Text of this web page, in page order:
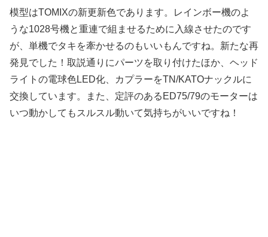
模型はTOMIXの新更新色であります。レインボー機のよ
うな1028号機と重連で組ませるために入線させたのです
が、単機でタキを牽かせるのもいいもんですね。新たな再
発見でした！取説通りにパーツを取り付けたほか、ヘッド
ライトの電球色LED化、カプラーをTN/KATOナックルに
交換しています。また、定評のあるED75/79のモーターは
いつ動かしてもスルスル動いて気持ちがいいですね！